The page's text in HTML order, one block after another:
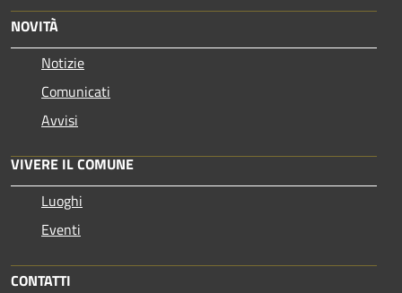
NOVITÀ
Notizie
Comunicati
Avvisi
VIVERE IL COMUNE
Luoghi
Eventi
CONTATTI